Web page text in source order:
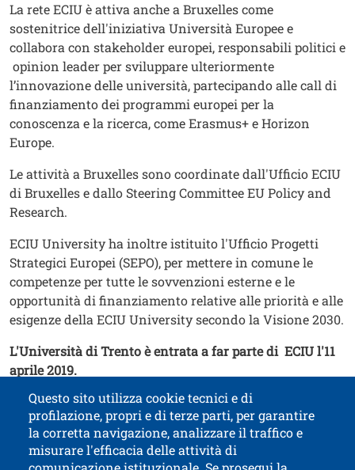
La rete ECIU è attiva anche a Bruxelles come
sostenitrice dell'iniziativa Università Europee e
collabora con stakeholder europei, responsabili politici e
opinion leader per sviluppare ulteriormente
l’innovazione delle università, partecipando alle call di
finanziamento dei programmi europei per la
conoscenza e la ricerca, come Erasmus+ e Horizon
Europe.
Le attività a Bruxelles sono coordinate dall'Ufficio ECIU
di Bruxelles e dallo Steering Committee EU Policy and
Research.
ECIU University ha inoltre istituito l'Ufficio Progetti
Strategici Europei (SEPO), per mettere in comune le
competenze per tutte le sovvenzioni esterne e le
opportunità di finanziamento relative alle priorità e alle
esigenze della ECIU University secondo la Visione 2030.
L'Università di Trento è entrata a far parte di ECIU l'11
aprile 2019.
Contatti
Titolo contatti
Questo sito utilizza cookie tecnici e di
profilazione, propri e di terze parti, per garantire
la corretta navigazione, analizzare il traffico e
misurare l'efficacia delle attività di